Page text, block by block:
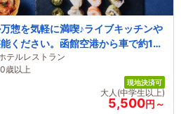
惣を気軽に満喫♪ライブキッチンや
ください。函館空港から車で約10
、友達、カップルにオススメ
テルレストラン
0歳以上
現地決済可
大人(中学生以上)
5,500円～